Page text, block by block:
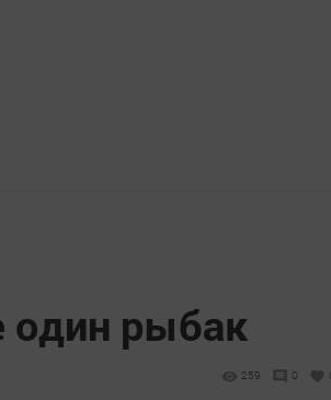
один рыбак
259 0